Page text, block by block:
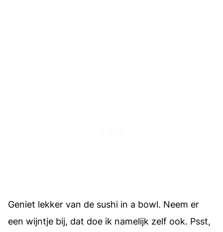
Geniet lekker van de sushi in a bowl. Neem er
een wijntje bij, dat doe ik namelijk zelf ook. Psst,